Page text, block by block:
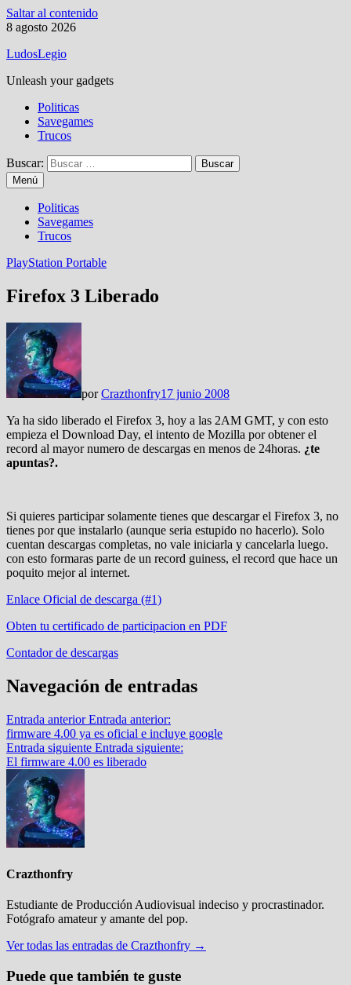
Saltar al contenido
8 agosto 2026
LudosLegio
Unleash your gadgets
Politicas
Savegames
Trucos
Buscar:
Menú
Politicas
Savegames
Trucos
PlayStation Portable
Firefox 3 Liberado
porCrazthonfry17 junio 2008
Ya ha sido liberado el Firefox 3, hoy a las 2AM GMT, y con esto
empieza el Download Day, el intento de Mozilla por obtener el
record al mayor numero de descargas en menos de 24horas. ¿te
apuntas?.
Si quieres participar solamente tienes que descargar el Firefox 3, no
tienes por que instalarlo (aunque seria estupido no hacerlo). Solo
cuentan descargas completas, no vale iniciarla y cancelarla luego.
con esto formaras parte de un record guiness, el record que hace un
poquito mejor al internet.
Enlace Oficial de descarga (#1)
Obten tu certificado de participacion en PDF
Contador de descargas
Navegación de entradas
Entrada anterior Entrada anterior:
firmware 4.00 ya es oficial e incluye google
Entrada siguiente Entrada siguiente:
El firmware 4.00 es liberado
Crazthonfry
Estudiante de Producción Audiovisual indeciso y procrastinador.
Fotógrafo amateur y amante del pop.
Ver todas las entradas de Crazthonfry →
Puede que también te guste